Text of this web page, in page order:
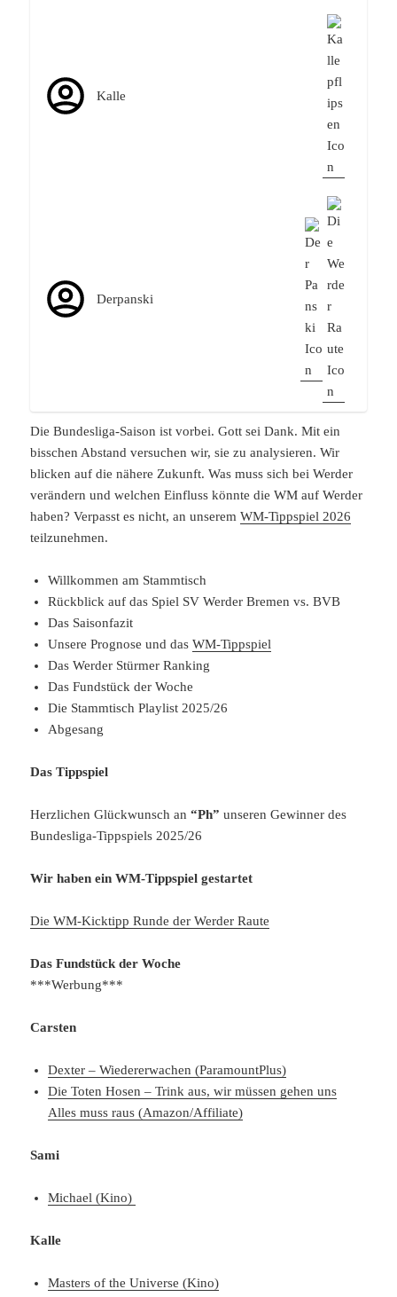
Kalle
Derpanski
Die Bundesliga-Saison ist vorbei. Gott sei Dank. Mit ein
bisschen Abstand versuchen wir, sie zu analysieren. Wir
blicken auf die nähere Zukunft. Was muss sich bei Werder
verändern und welchen Einfluss könnte die WM auf Werder
haben? Verpasst es nicht, an unseremWM-Tippspiel 2026
teilzunehmen.
Willkommen am Stammtisch
Rückblick auf das Spiel SV Werder Bremen vs. BVB
Das Saisonfazit
Unsere Prognose und dasWM-Tippspiel
Das Werder Stürmer Ranking
Das Fundstück der Woche
Die Stammtisch Playlist 2025/26
Abgesang
Das Tippspiel
Herzlichen Glückwunsch an “Ph”unseren Gewinner des
Bundesliga-Tippspiels 2025/26
Wir haben ein WM-Tippspiel gestartet
Die WM-Kicktipp Runde der Werder Raute
Das Fundstück der Woche
***Werbung***
Carsten
Dexter – Wiedererwachen (ParamountPlus)
Die Toten Hosen – Trink aus, wir müssen gehen uns
Alles muss raus (Amazon/Affiliate)
Sami
Michael (Kino)
Kalle
Masters of the Universe (Kino)